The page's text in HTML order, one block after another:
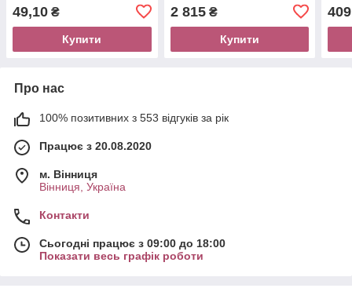
49,10 ₴
Купити
2 815₴
Купити
Про нас
100% позитивних з 553 відгуків за рік
Працює з 20.08.2020
м. Вінниця
Вінниця, Україна
Контакти
Сьогодні працює з 09:00 до 18:00
Показати весь графік роботи